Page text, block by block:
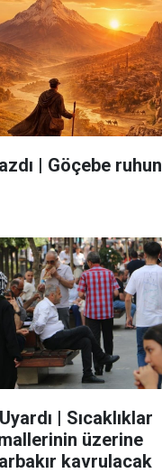
| Göçebe ruhun
| Sıcaklıklar
üzerine
kavrulacak